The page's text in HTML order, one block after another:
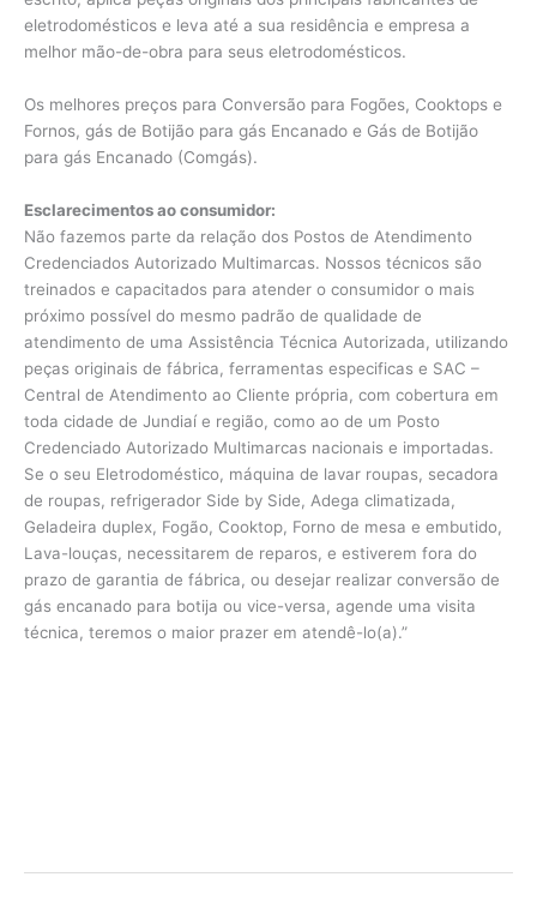
eletrodomésticos e leva até a sua residência e empresa a
melhor mão-de-obra para seus eletrodomésticos.
Os melhores preços para Conversão para Fogões, Cooktops e
Fornos, gás de Botijão para gás Encanado e Gás de Botijão
para gás Encanado (Comgás).
Esclarecimentos ao consumidor:
Não fazemos parte da relação dos Postos de Atendimento
Credenciados Autorizado Multimarcas. Nossos técnicos são
treinados e capacitados para atender o consumidor o mais
próximo possível do mesmo padrão de qualidade de
atendimento de uma Assistência Técnica Autorizada, utilizando
peças originais de fábrica, ferramentas especificas e SAC –
Central de Atendimento ao Cliente própria, com cobertura em
toda cidade de Jundiaí e região, como ao de um Posto
Credenciado Autorizado Multimarcas nacionais e importadas.
Se o seu Eletrodoméstico, máquina de lavar roupas, secadora
de roupas, refrigerador Side by Side, Adega climatizada,
Geladeira duplex, Fogão, Cooktop, Forno de mesa e embutido,
Lava-louças, necessitarem de reparos, e estiverem fora do
prazo de garantia de fábrica, ou desejar realizar conversão de
gás encanado para botija ou vice-versa, agende uma visita
técnica, teremos o maior prazer em atendê-lo(a).”